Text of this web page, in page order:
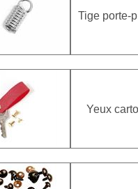
Tige porte-
Yeux